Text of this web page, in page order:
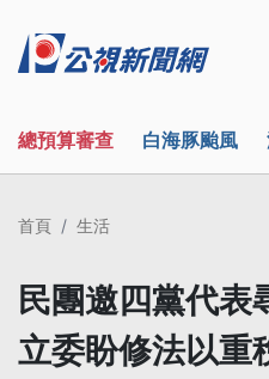
總預算審查 白海豚颱風
首頁 生活
民團邀四黨代表
立委盼修法以重